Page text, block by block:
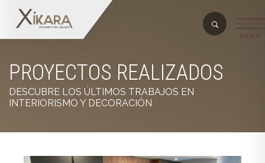
PROYECTOS REALIZADOS
DESCUBRE LOS ÚLTIMOS TRABAJOS EN
INTERIORISMO Y DECORACIÓN